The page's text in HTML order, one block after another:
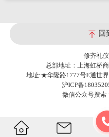
回
修齐礼
总部地址：上海虹桥
地址:★华隆路1777号E通世
沪ICP备
微信公众号搜索